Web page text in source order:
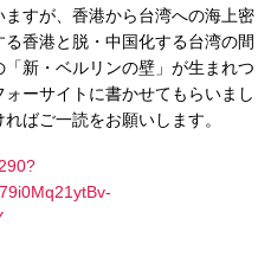
すが、香港から台湾への海上密
香港と脱・中国化する台湾の間
新・ベルリンの壁」が生まれつ
ーサイトに書かせてもらいまし
ばご一読をお願いします。